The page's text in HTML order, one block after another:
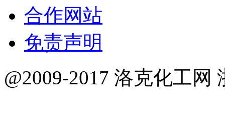
合作网站
免责声明
@2009-2017 洛克化工网